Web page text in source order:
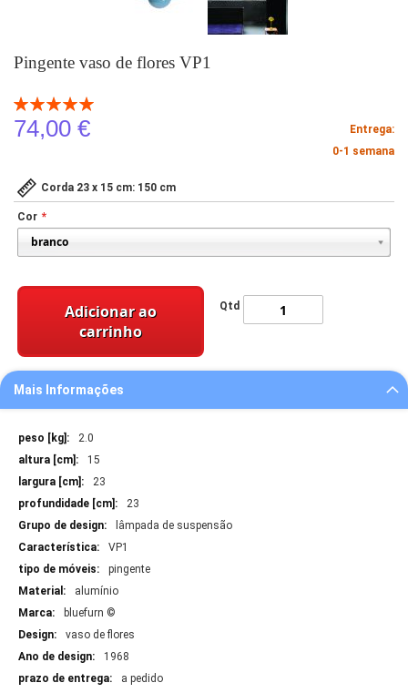
Pingente vaso de flores VP1
Classificação:
100
% of100
74,00 €
Entrega:
0-1 semana
Corda 23 x 15 cm: 150 cm
Cor
Qtd
Adicionar ao
carrinho
Mais Informações
Mais
Informações
2.0
15
23
23
lâmpada de suspensão
VP1
pingente
alumínio
bluefurn ©
vaso de flores
1968
a pedido